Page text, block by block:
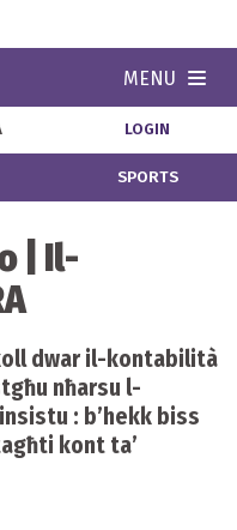
MENU
LOGIN
SPORTS
| Il-
dwar il-kontabilità
nħarsu l-
: b’hekk biss
kont ta’